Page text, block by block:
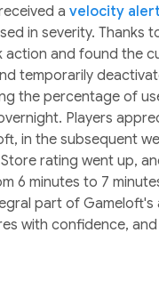
a velocity alert
in severity. Thanks
action and found the
temporarily
the percentage of
Players
in the subsequent
rating went up,
6 minutes to 7
part of Gameloft's
with confidence,